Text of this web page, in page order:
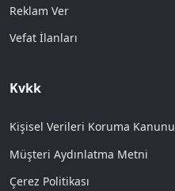
Reklam Ver
Vefat İlanları
Kvkk
Kişisel Verileri Koruma Kanunu
Müşteri Aydınlatma Metni
Çerez Politikası